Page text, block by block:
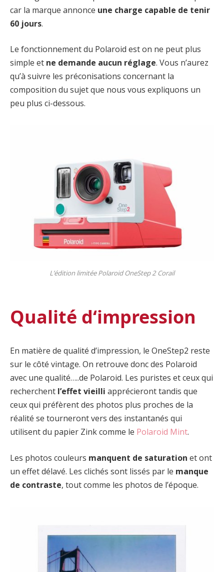
car la marque annonce une charge capable de tenir
60 jours.
Le fonctionnement du Polaroid est on ne peut plus
simple et ne demande aucun réglage. Vous n’aurez
qu’à suivre les préconisations concernant la
composition du sujet que nous vous expliquons un
peu plus ci-dessous.
L’édition limitée Polaroid OneStep 2 Corail
Qualité d‘impression
En matière de qualité d’impression, le OneStep2 reste
sur le côté vintage. On retrouve donc des Polaroid
avec une qualité…..de Polaroid. Les puristes et ceux qui
recherchent l’effet vieilli apprécieront tandis que
ceux qui préfèrent des photos plus proches de la
réalité se tourneront vers des instantanés qui
utilisent du papier Zink comme le Polaroid Mint.
Les photos couleurs manquent de saturation et ont
un effet délavé. Les clichés sont lissés par le manque
de contraste, tout comme les photos de l’époque.